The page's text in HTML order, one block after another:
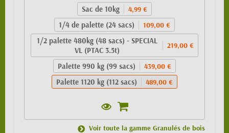
Sac de 10kg 4,99 €
1/4 de palette (24 sacs) 109,00 €
1/2 palette 480kg (48 sacs) - SPECIAL
VL (PTAC 3.5t)
219,00 €
Palette 990 kg (99 sacs) 439,00 €
Palette 1120 kg (112 sacs) 489,00 €
Voir toute la gamme Granulés de bois